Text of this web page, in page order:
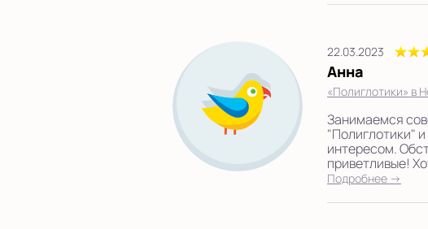
22.03.2023
Анна
«Полиглотики» в
Занимаемся
"Полиглотики"
интересом.
приветливые!
Подробнее →